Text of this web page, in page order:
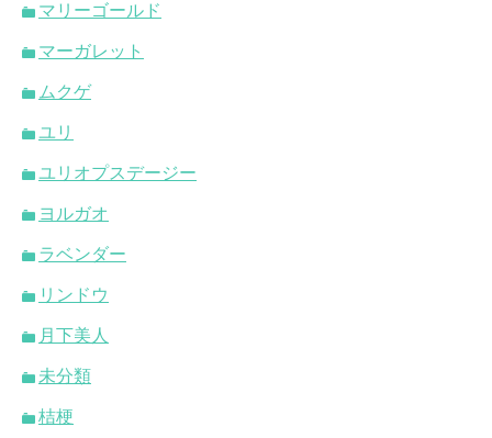
マリーゴールド
マーガレット
ムクゲ
ユリ
ユリオプスデージー
ヨルガオ
ラベンダー
リンドウ
月下美人
未分類
桔梗